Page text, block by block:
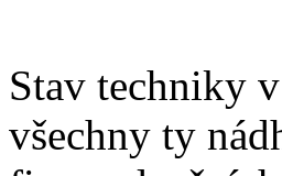
Stav techniky
všechny ty